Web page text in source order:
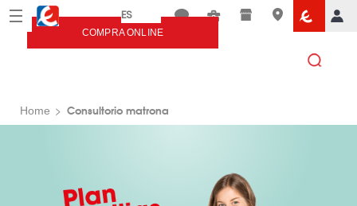
Menú Eroski
COMPRA ONLINE
Home Consultorio matrona